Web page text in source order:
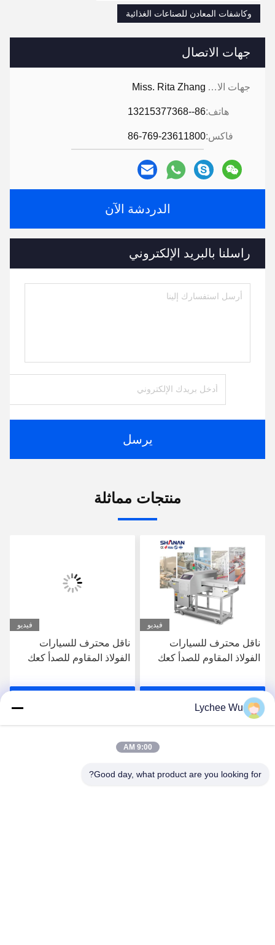
جهات الاتصال
جهات الاتصال: Miss. Rita Zhang
هاتف:86--13215377368
فاكس:86-769-23611800
الدردشة الآن
راسلنا بالبريد الإلكتروني
يرسل
وكاشفات المعادن للصناعات الغذائية
منتجات مماثلة
فيديو
ناقل محترف للسيارات
الفولاذ المقاوم للصدأ كعك
الحليب البسكويت اللحوم
الغذاء كاشف المعادن
المعتمد CE
احصل على افضل سعر
فيديو
ناقل محترف للسيارات
الفولاذ المقاوم للصدأ كعك
الحليب البسكويت اللحوم
Lychee Wu
9:00 AM
Good day, what product are you looking for?